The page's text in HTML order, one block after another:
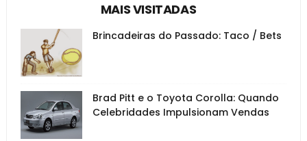
MAIS VISITADAS
Brincadeiras do Passado: Taco / Bets
Brad Pitt e o Toyota Corolla: Quando
Celebridades Impulsionam Vendas